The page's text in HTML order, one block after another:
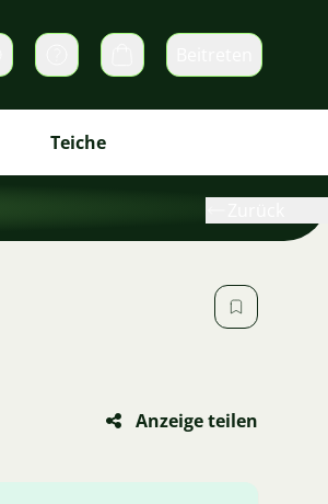
DirektnachrichtenWarenkorb
Teiche
Anzeige teilen